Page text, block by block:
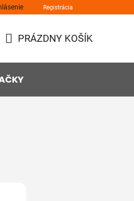
Registrácia
KOŠÍK
PRÁZDNY KOŠÍK